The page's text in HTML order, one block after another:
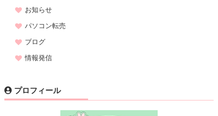
お知らせ
パソコン転売
ブログ
情報発信
プロフィール